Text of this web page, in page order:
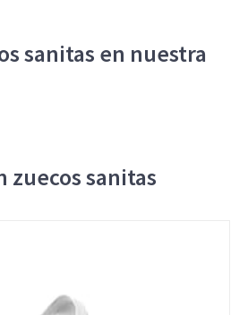
sanitas en nuestra
zuecos sanitas